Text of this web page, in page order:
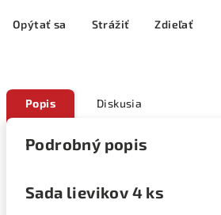
Opýtať sa Strážiť Zdieľať
Popis Diskusia
Podrobný popis
Sada lievikov 4 ks